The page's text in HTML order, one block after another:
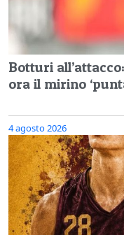
Botturi
ora il mirino
4 agosto 2026